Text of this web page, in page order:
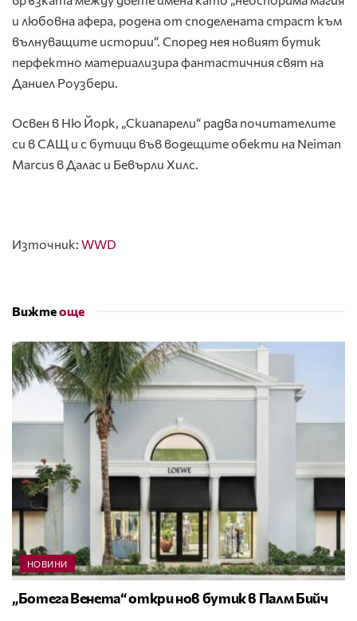
и любовна афера, родена от споделената страст към
вълнуващите истории“. Според нея новият бутик
перфектно материализира фантастичния свят на
Даниел Роузбери.
Освен в Ню Йорк, „Скиапарели“ радва почитателите
си в САЩ и с бутици във водещите обекти на Neiman
Marcus в Далас и Бевърли Хилс.
Източник: WWD
Вижтеоще
НОВИНИ
„Ботега Венета“ откри нов бутик в Палм Бийч